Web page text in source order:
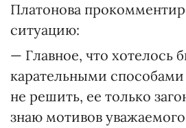
Платонова
ситуацию:
— Главное, что хотелось
карательными
не решить, ее только
знаю мотивов